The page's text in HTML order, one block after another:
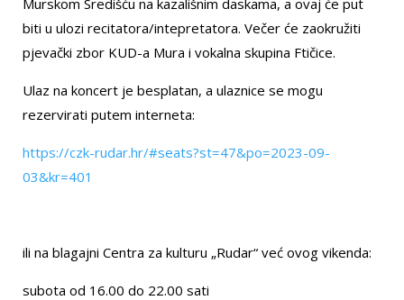
biti u ulozi recitatora/intepretatora. Večer će zaokružiti
pjevački zbor KUD-a Mura i vokalna skupina Ftičice.
Ulaz na koncert je besplatan, a ulaznice se mogu
rezervirati putem interneta:
https://czk-rudar.hr/#seats?st=47&po=2023-09-
03&kr=401
ili na blagajni Centra za kulturu „Rudar“ već ovog vikenda:
subota od 16.00 do 22.00 sati